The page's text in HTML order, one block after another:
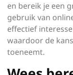
en bereik je een
gebruik van
effectief
waardoor de
toeneemt.